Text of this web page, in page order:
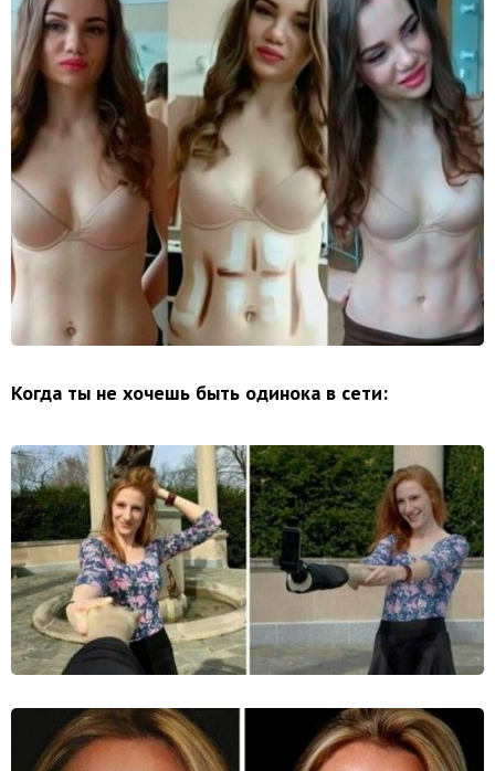
Когда ты не хочешь быть одинока в сети: